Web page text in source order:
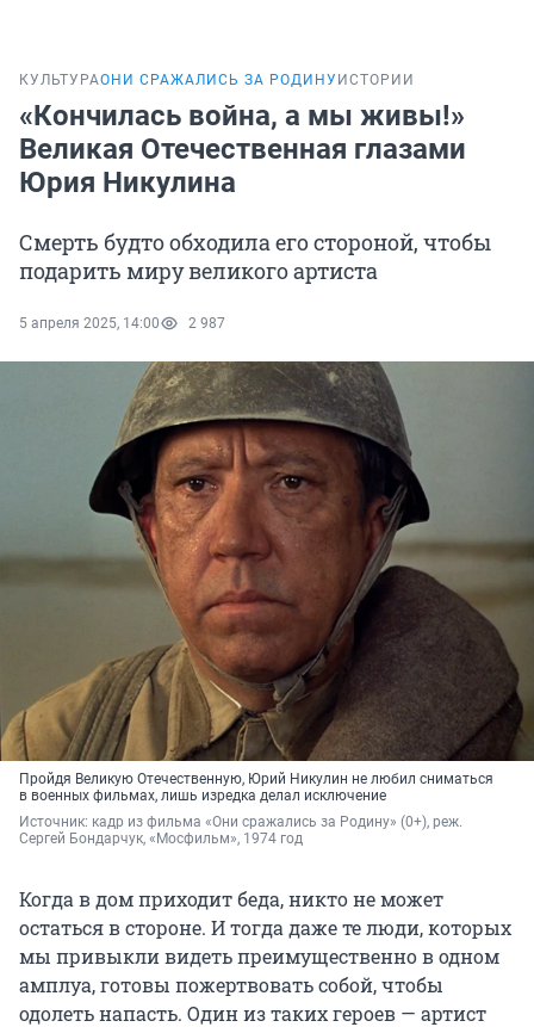
КУЛЬТУРАОНИ СРАЖАЛИСЬ ЗА РОДИНУ ИСТОРИИ
«Кончилась война, а мы живы!»
Великая Отечественная глазами
Юрия Никулина
Смерть будто обходила его стороной, чтобы
подарить миру великого артиста
5 апреля 2025, 14:00 2 987
Пройдя Великую Отечественную, Юрий Никулин не любил сниматься
в военных фильмах, лишь изредка делал исключение
Источник: кадр из фильма «Они сражались за Родину» (0+), реж.
Сергей Бондарчук, «Мосфильм», 1974 год
Когда в дом приходит беда, никто не может
остаться в стороне. И тогда даже те люди, которых
мы привыкли видеть преимущественно в одном
амплуа, готовы пожертвовать собой, чтобы
одолеть напасть. Один из таких героев — артист